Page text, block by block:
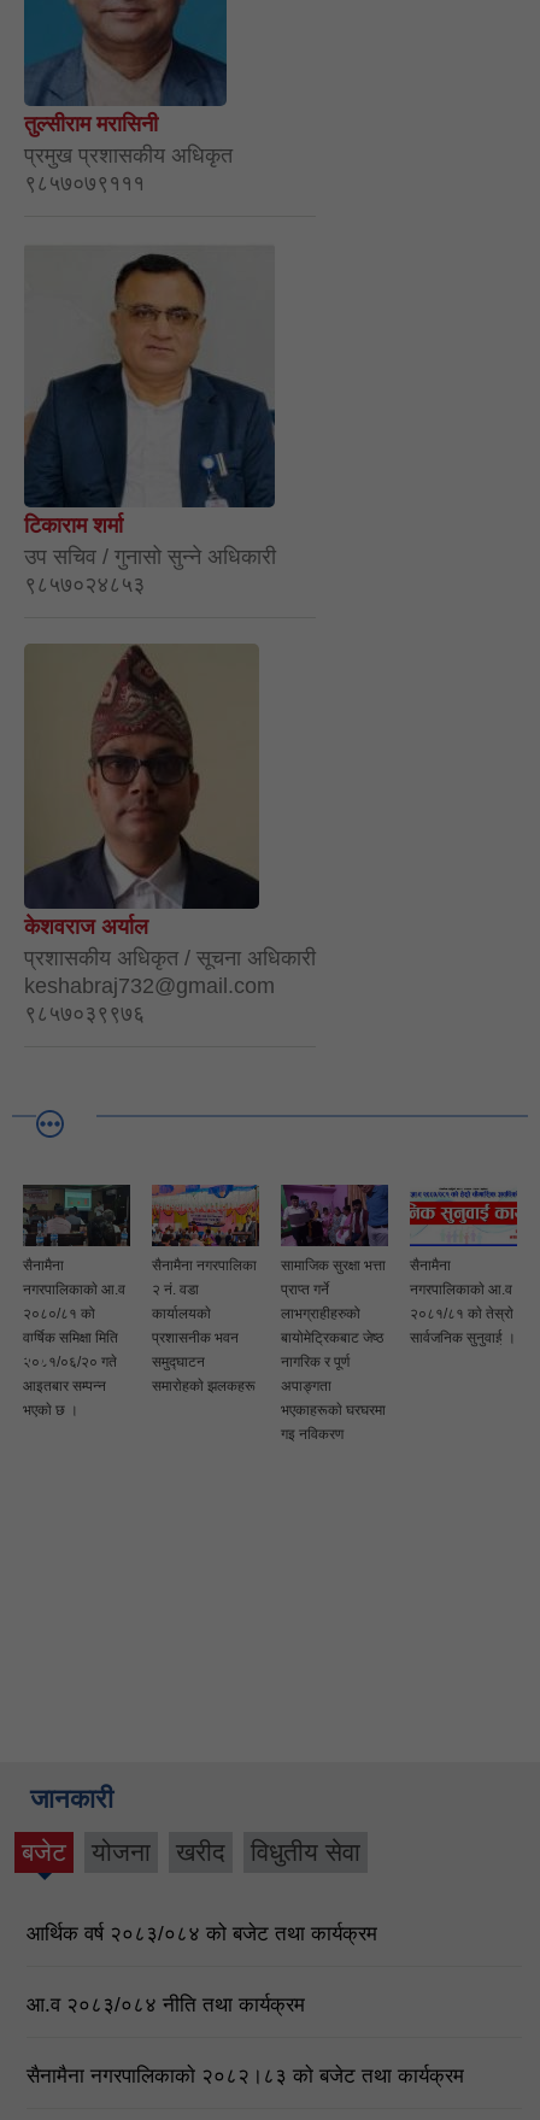
तुल्सीराम मरासिनी
प्रमुख प्रशासकीय अधिकृत
९८५७०७९१११
टिकाराम शर्मा
उप सचिव / गुनासो सुन्ने अधिकारी
९८५७०२४८५३
केशवराज अर्याल
प्रशासकीय अधिकृत / सूचना अधिकारी
keshabraj732@gmail.com
९८५७०३९९७६
सैनामैना
नगरपालिकाकाे आ.व
२०८०/८१ को
वार्षिक समिक्षा मिति
२०८१/०६/२० गते
आइतबार सम्पन्न
भएकाे छ ।
सैनामैना नगरपालिका
२ नं. वडा
कार्यालयकाे
प्रशासनीक भवन
समुद्घाटन
समाराेहकाे झलकहरू
सामाजिक सुरक्षा भत्ता
प्राप्त गर्ने
लाभग्राहीहरुको
बायोमेट्रिकबाट जेष्ठ
नागरिक र पूर्ण
अपाङ्गता
भएकाहरूकाे घरघरमा
गइ नविकरण
सैनामैना
नगरपालिकाकाे आ.व
२०८१/८१ काे तेस्राे
सार्वजनिक सुनुवाई ।
जानकारी
बजेट
(active
योजना खरीद विधुतीय सेवा
आर्थिक वर्ष २०८३/०८४ को बजेट तथा कार्यक्रम
आ‍.व २०८३/०८४ नीति तथा कार्यक्रम
सैनामैना नगरपालिकाकाे २०८२।८३ काे बजेट तथा कार्यक्रम